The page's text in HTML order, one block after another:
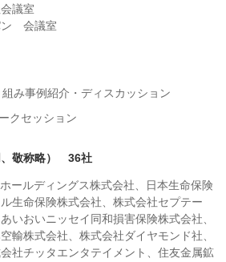
議室
ン 会議室
み事例紹介・ディスカッション
クセッション
、敬称略） 36社
ールディングス株式会社、日本生命保険
生命保険株式会社、株式会社セプテー
いおいニッセイ同和損害保険株式会社、
輸株式会社、株式会社ダイヤモンド社、
社チッタエンタテイメント、住友金属鉱